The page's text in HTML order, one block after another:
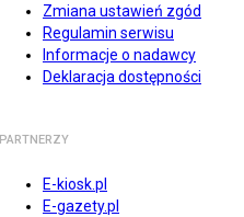
Zmiana ustawień zgód
Regulamin serwisu
Informacje o nadawcy
Deklaracja dostępności
PARTNERZY
E-kiosk.pl
E-gazety.pl